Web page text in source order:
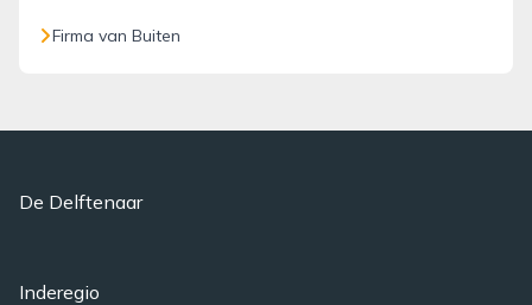
Firma van Buiten
De Delftenaar
Inderegio